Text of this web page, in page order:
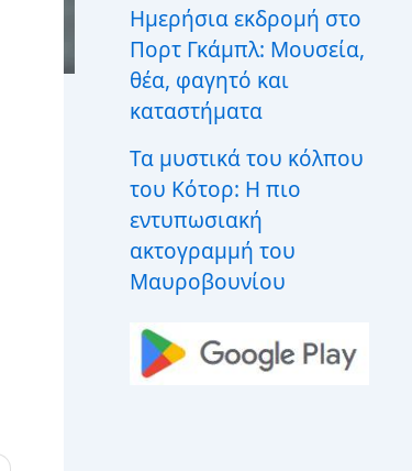
Ημερήσια εκδρομή στο
Πορτ Γκάμπλ: Μουσεία,
θέα, φαγητό και
καταστήματα
Τα μυστικά του κόλπου
του Κότορ: Η πιο
εντυπωσιακή
ακτογραμμή του
Μαυροβουνίου